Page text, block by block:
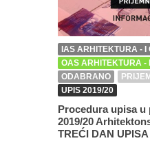
IAS ARHITEKTURA - I
OAS ARHITEKTURA -
ODABRANO
UPIS 2019/20
Procedura upisa
2019/20
TREĆI DAN UPISA